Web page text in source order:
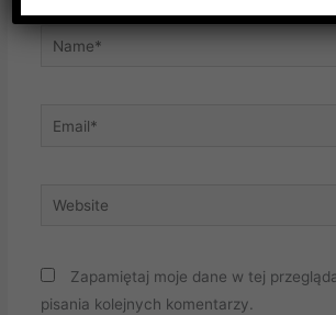
Name*
Email*
Website
Zapamiętaj moje dane w tej
pisania kolejnych komentarzy.